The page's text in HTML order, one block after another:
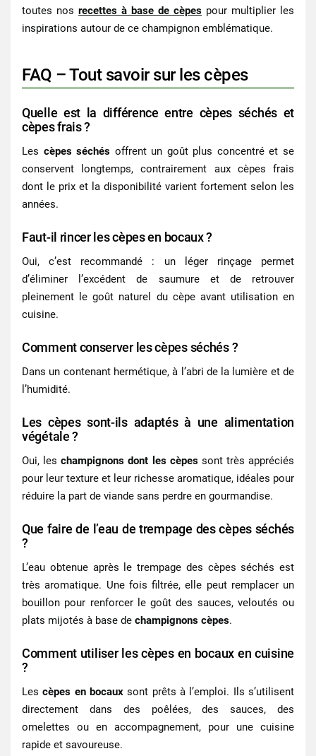
toutes nos recettes à base de cèpes pour multiplier les
inspirations autour de ce champignon emblématique.
FAQ – Tout savoir sur les cèpes
Quelle est la différence entre cèpes séchés et
cèpes frais ?
Les cèpes séchés offrent un goût plus concentré et se
conservent longtemps, contrairement aux cèpes frais
dont le prix et la disponibilité varient fortement selon les
années.
Faut-il rincer les cèpes en bocaux ?
Oui, c’est recommandé : un léger rinçage permet
d’éliminer l’excédent de saumure et de retrouver
pleinement le goût naturel du cèpe avant utilisation en
cuisine.
Comment conserver les cèpes séchés ?
Dans un contenant hermétique, à l’abri de la lumière et de
l’humidité.
Les cèpes sont-ils adaptés à une alimentation
végétale ?
Oui, leschampignons dont les cèpessont très appréciés
pour leur texture et leur richesse aromatique, idéales pour
réduire la part de viande sans perdre en gourmandise.
Que faire de l’eau de trempage des cèpes séchés
?
L’eau obtenue après le trempage des cèpes séchés est
très aromatique. Une fois filtrée, elle peut remplacer un
bouillon pour renforcer le goût des sauces, veloutés ou
plats mijotés à base de champignons cèpes.
Comment utiliser les cèpes en bocaux en cuisine
?
Lescèpes en bocaux sont prêts à l’emploi. Ils s’utilisent
directement dans des poêlées, des sauces, des
omelettes ou en accompagnement, pour une cuisine
rapide et savoureuse.